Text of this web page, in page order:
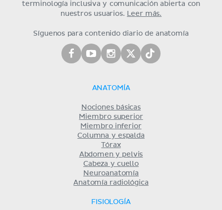
terminología inclusiva y comunicación abierta con
nuestros usuarios. Leer más.
Síguenos para contenido diario de anatomía
ANATOMÍA
Nociones básicas
Miembro superior
Miembro inferior
Columna y espalda
Tórax
Abdomen y pelvis
Cabeza y cuello
Neuroanatomía
Anatomía radiológica
FISIOLOGÍA